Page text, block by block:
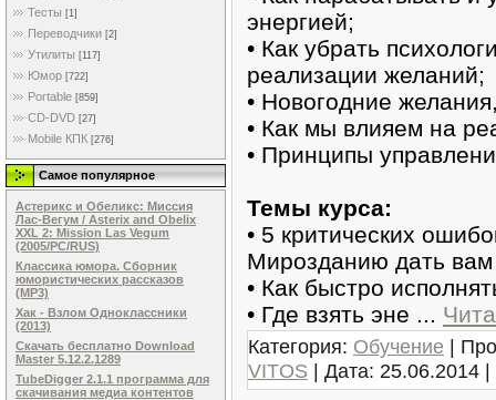
Тесты [1]
Переводчики [2]
Утилиты [117]
Юмор [722]
Portable [859]
CD-DVD [27]
Mobile КПК [276]
Самое популярное
Астерикс и Обеликс: Миссия
Лас-Вегум / Asterix and Obelix
XXL 2: Mission Las Vegum
(2005/PC/RUS)
Классика юмора. Сборник
юмористических рассказов
(MP3)
Хак - Взлом Одноклассники
(2013)
Скачать бесплатно Download
Master 5.12.2.1289
TubeDigger 2.1.1 программа для
скачивания медиа контентов
энергией;
• Как убрать
реализации желаний;
• Новогодние
• Как мы влияем на
• Принципы
Темы курса:
• 5 критических
Мирозданию дать вам
• Как быстро
• Где взять эне ...
Категория: Обучение |
VITOS | Дата: 25.06.2014 |